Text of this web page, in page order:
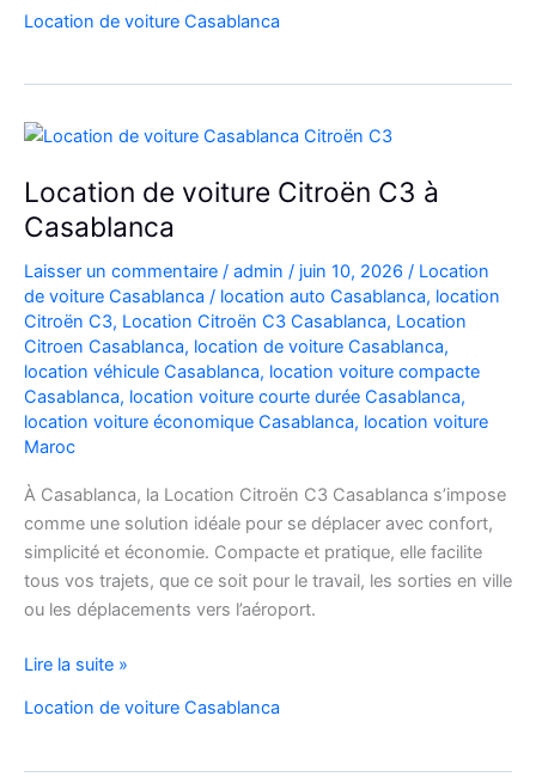
208
Diesel
à
Casablanca
:
Louer
Facilement
Location de voiture Casablanca
Location de voiture Citroën C3 à
Casablanca
Laisser un commentaire / admin / juin 10, 2026 / Location
de voiture Casablanca / location auto Casablanca, location
Citroën C3, Location Citroën C3 Casablanca, Location
Citroen Casablanca, location de voiture Casablanca,
location véhicule Casablanca, location voiture compacte
Casablanca, location voiture courte durée Casablanca,
location voiture économique Casablanca, location voiture
Maroc
À Casablanca, la Location Citroën C3 Casablanca s’impose
comme une solution idéale pour se déplacer avec confort,
simplicité et économie. Compacte et pratique, elle facilite
tous vos trajets, que ce soit pour le travail, les sorties en ville
ou les déplacements vers l’aéroport.
Location
voiture
Lire la suite »
Location de voiture Casablanca